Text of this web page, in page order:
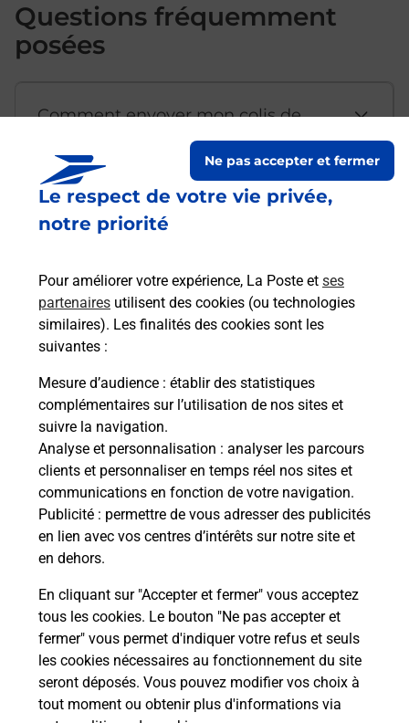
Le respect de votre vie privée,
notre priorité
Pour améliorer votre expérience, La Poste et ses
partenaires utilisent des cookies (ou technologies
similaires). Les finalités des cookies sont les
suivantes :
Mesure d’audience : établir des statistiques
complémentaires sur l’utilisation de nos sites et
suivre la navigation.
Analyse et personnalisation : analyser les parcours
clients et personnaliser en temps réel nos sites et
communications en fonction de votre navigation.
Publicité : permettre de vous adresser des publicités
en lien avec vos centres d’intérêts sur notre site et
en dehors.
En cliquant sur "Accepter et fermer" vous acceptez
tous les cookies. Le bouton "Ne pas accepter et
fermer" vous permet d'indiquer votre refus et seuls
les cookies nécessaires au fonctionnement du site
seront déposés. Vous pouvez modifier vos choix à
tout moment ou obtenir plus d'informations via
Ne pas accepter et fermer
Questions fréquemment
posées
Comment envoyer mon colis de
Est-il possible d’acheter un
emballage directement depuis un
Comment demander une
modification de livraison ?
Comment La Poste participe-t-elle
à votre sécurité au quotidien ?
Puis-je passer mon code de la route
avec La Poste et sous quelles
conditions ?
Localiser Liste Isère MIRIBEL LES ECHELLES